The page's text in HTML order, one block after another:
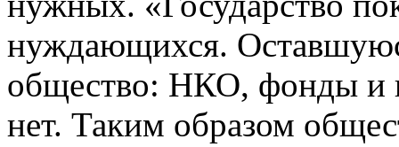
нуждающихся.
общество: НКО, фонды и
нет. Таким образом